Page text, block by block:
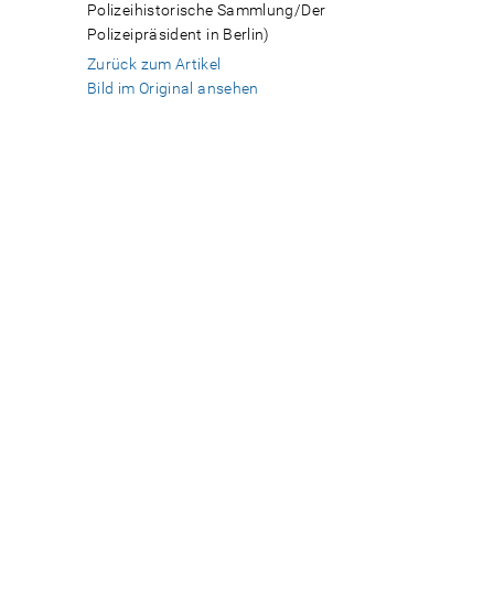
Polizeihistorische Sammlung/Der
Polizeipräsident in Berlin)
Zurück zum Artikel
Bild im Original ansehen